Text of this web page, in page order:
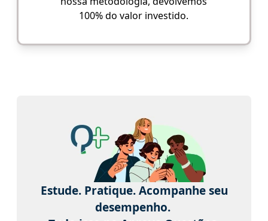
100% do valor investido.
Estude. Pratique. Acompanhe seu
desempenho.